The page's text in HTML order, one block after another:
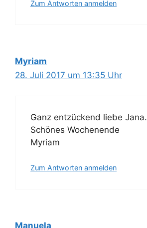
Zum Antworten anmelden
Myriam
28. Juli 2017 um 13:35 Uhr
Ganz entzückend liebe Jana.
Schönes Wochenende
Myriam
Zum Antworten anmelden
Manuela